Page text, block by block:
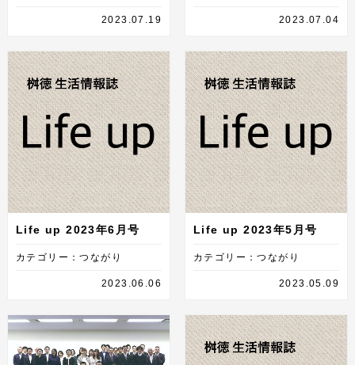
2023.07.19 2023.07.04
Life up 2023年6月号
カテゴリー：つながり
2023.06.06
Life up 2023年5月号
カテゴリー：つながり
2023.05.09